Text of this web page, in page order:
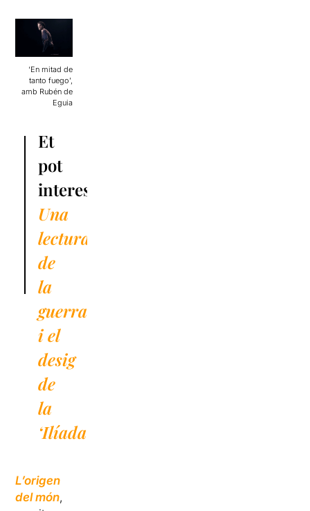
‘En mitad de
tanto fuego’,
amb Rubén de
Eguia
Et
pot
interessar:
Una
lectura
de
la
guerra
i el
desig
de
la
‘Ilíada’
L’origen
del món,